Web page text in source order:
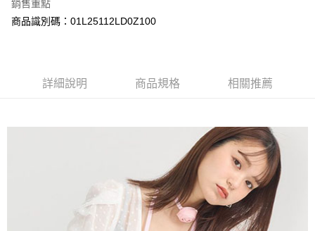
大哥付你分期
相關說明
流程，驗證手機門號後，選擇欲分期的期數、繳款截止日，確認付款後即完
消。如遇「轉專審核」未通過狀況，表示未達大哥付你分期系統評分，恕無
1.分期款項不併入電信帳單，「大哥付你分期」於每月結算日後寄送繳費提
2.透過簡訊連結打開帳單後，可選擇「超商條碼／台灣大直營門市／銀行轉
帳／街口支付／iPASS MONEY」等通路繳費。
【關於「AFTEE先享後付」】
１．簡單：不需註冊會員、不需綁卡、不需儲值。
２．便利：只要手機號碼，簡訊認證，即可結帳。
【「AFTEE先享後付」結帳流程】
１．於結帳方式選擇「AFTEE先享後付」後，將跳轉至「AFTEE先享後付」
結帳頁面，進行簡訊認證並確認金額後，即可完成結帳。
２．訂單成立數日內，您將收到繳費通知簡訊。
３．收到繳費通知簡訊後14天內，點擊此簡訊中的連結，可透過四大超商／
每筆NT$60，滿NT$1,500(含以上)免運費
每筆NT$60，滿NT$1,500(含以上)免運費
銷售重點
商品識別碼：01L25112LD0Z100
詳細說明 商品規格 相關推薦